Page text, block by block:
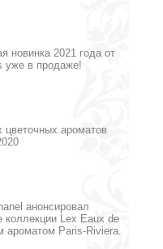
новинка 2021 года от
уже в продаже!
цветочных ароматов
анонсировал
коллекции Lex Eaux de
ароматом Paris-Riviera.